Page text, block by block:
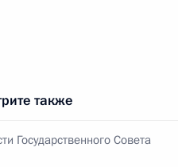
также
Государственного Совета